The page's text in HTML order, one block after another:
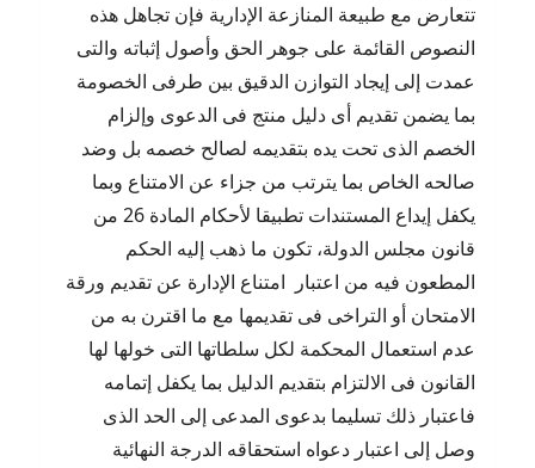
تتعارض مع طبيعة المنازعة الإدارية فإن تجاهل هذه
النصوص القائمة على جوهر الحق وأصول إثباته والتى
عمدت إلى إيجاد التوازن الدقيق بين طرفى الخصومة
بما يضمن تقديم أى دليل منتج فى الدعوى وإلزام
الخصم الذى تحت يده بتقديمه لصالح خصمه بل وضد
صالحه الخاص بما يترتب من جزاء عن الامتناع وبما
يكفل إيداع المستندات تطبيقا لأحكام المادة 26 من
قانون مجلس الدولة، تكون ما ذهب إليه الحكم
المطعون فيه من اعتبار امتناع الإدارة عن تقديم ورقة
الامتحان أو التراخى فى تقديمها مع ما اقترن به من
عدم استعمال المحكمة لكل سلطاتها التى خولها لها
القانون فى الالتزام بتقديم الدليل بما يكفل إتمامه
فاعتبار ذلك تسليما بدعوى المدعى إلى الحد الذى
وصل إلى اعتبار دعواه استحقاقه الدرجة النهائية